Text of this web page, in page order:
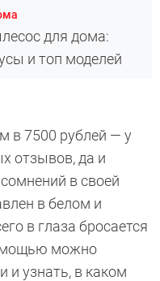
для дома:
и топ моделей
в 7500 рублей — у
отзывов, да и
в своей
в белом и
в глаза бросается
можно
и узнать, в каком